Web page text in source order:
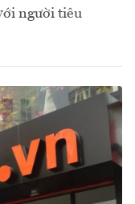
người tiêu